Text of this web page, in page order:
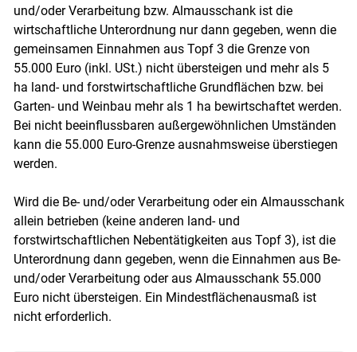
Skip to main content
und/oder Verarbeitung bzw. Almausschank ist die
wirtschaftliche Unterordnung nur dann gegeben, wenn die
gemeinsamen Einnahmen aus Topf 3 die Grenze von
55.000 Euro (inkl. USt.) nicht übersteigen und mehr als 5
ha land- und forstwirtschaftliche Grundflächen bzw. bei
Garten- und Weinbau mehr als 1 ha bewirtschaftet werden.
Bei nicht beeinflussbaren außergewöhnlichen Umständen
kann die 55.000 Euro-Grenze ausnahmsweise überstiegen
werden.
Wird die Be- und/oder Verarbeitung oder ein Almausschank
allein betrieben (keine anderen land- und
forstwirtschaftlichen Nebentätigkeiten aus Topf 3), ist die
Unterordnung dann gegeben, wenn die Einnahmen aus Be-
und/oder Verarbeitung oder aus Almausschank 55.000
Euro nicht übersteigen. Ein Mindestflächenausmaß ist
nicht erforderlich.